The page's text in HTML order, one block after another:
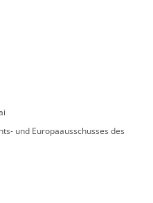
und Europaausschusses des